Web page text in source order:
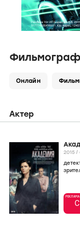
Онлайн
Актер
2015 /
РЕКЛАМА